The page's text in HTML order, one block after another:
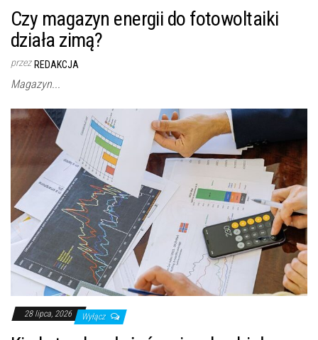
Czy magazyn energii do fotowoltaiki
działa zimą?
przez REDAKCJA
Magazyn...
28 lipca, 2026 Wyłącz